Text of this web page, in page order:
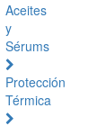
Aceites
y
Sérums
Protección
Térmica